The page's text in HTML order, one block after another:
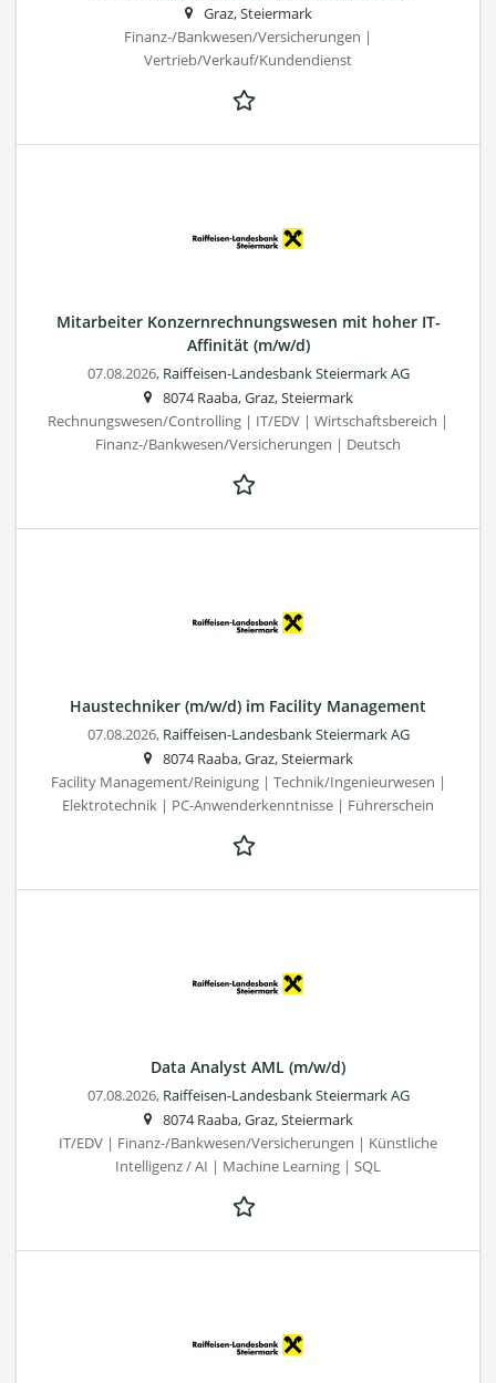
Graz, Steiermark
Finanz-/Bankwesen/Versicherungen |
Vertrieb/Verkauf/Kundendienst
Mitarbeiter Konzernrechnungswesen mit hoher IT-
Affinität (m/w/d)
07.08.2026, Raiffeisen-Landesbank Steiermark AG
8074 Raaba, Graz, Steiermark
Rechnungswesen/Controlling | IT/EDV | Wirtschaftsbereich |
Finanz-/Bankwesen/Versicherungen | Deutsch
Haustechniker (m/w/d) im Facility Management
07.08.2026, Raiffeisen-Landesbank Steiermark AG
8074 Raaba, Graz, Steiermark
Facility Management/Reinigung | Technik/Ingenieurwesen |
Elektrotechnik | PC-Anwenderkenntnisse | Führerschein
Data Analyst AML (m/w/d)
07.08.2026, Raiffeisen-Landesbank Steiermark AG
8074 Raaba, Graz, Steiermark
IT/EDV | Finanz-/Bankwesen/Versicherungen | Künstliche
Intelligenz / AI | Machine Learning | SQL